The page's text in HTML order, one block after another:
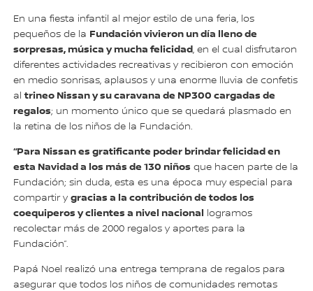
En una fiesta infantil al mejor estilo de una feria, los
pequeños de la Fundación vivieron un día lleno de
sorpresas, música y mucha felicidad, en el cual disfrutaron
diferentes actividades recreativas y recibieron con emoción
en medio sonrisas, aplausos y una enorme lluvia de confetis
altrineo Nissan y su caravana de NP300 cargadas de
regalos; un momento único que se quedará plasmado en
la retina de los niños de la Fundación.
“Para Nissan es gratificante poder brindar felicidad en
esta Navidad a los más de 130 niños que hacen parte de la
Fundación; sin duda, esta es una época muy especial para
compartir ygracias a la contribución de todos los
coequiperos y clientes a nivel nacional logramos
recolectar más de 2000 regalos y aportes para la
Fundación”.
Papá Noel realizó una entrega temprana de regalos para
asegurar que todos los niños de comunidades remotas